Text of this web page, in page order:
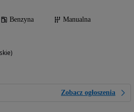
Benzyna
Manualna
Zobacz ogłoszenia